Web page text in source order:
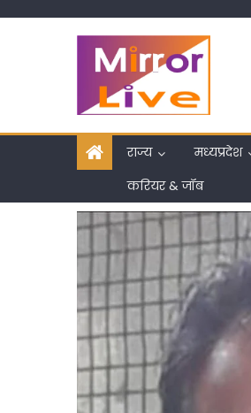
राज्य मध्यप्रदेश
करियर & जॉब